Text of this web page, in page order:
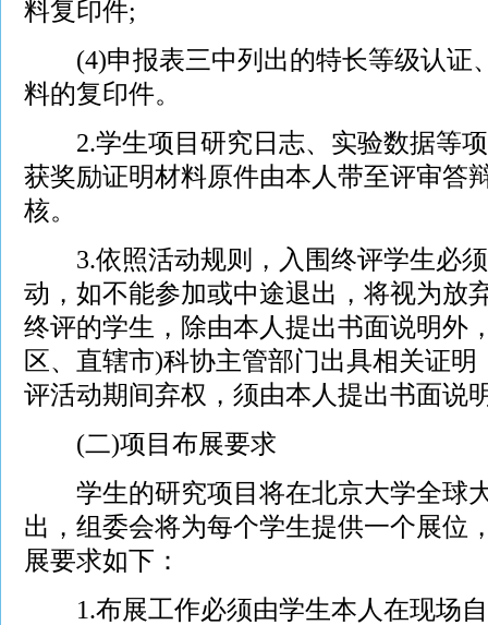
料复印件;
(4)申报表三中列出的特长等级认证
料的复印件。
2.学生项目研究日志、实验数据等项
获奖励证明材料原件由本人带至评审答
核。
3.依照活动规则，入围终评学生必须
动，如不能参加或中途退出，将视为放
终评的学生，除由本人提出书面说明外
区、直辖市)科协主管部门出具相关证
评活动期间弃权，须由本人提出书面说
(二)项目布展要求
学生的研究项目将在北京大学全球
出，组委会将为每个学生提供一个展位
展要求如下：
1.布展工作必须由学生本人在现场自